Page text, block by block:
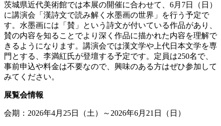
茨城県近代美術館では本展の開催に合わせて、6月7日（日）
に講演会「漢詩文で読み解く水墨画の世界」を行う予定で
す。水墨画には「賛」という詩文が付いている作品があり、
賛の内容を知ることでより深く作品に描かれた内容を理解で
きるようになります。講演会では漢文学や上代日本文学を専
門とする、李満紅氏が登壇する予定です。定員は250名で、
事前申込や料金は不要なので、興味のある方はぜひ参加して
みてください。
展覧会情報
会期：2026年4月25日（土）～2026年6月21日（日）